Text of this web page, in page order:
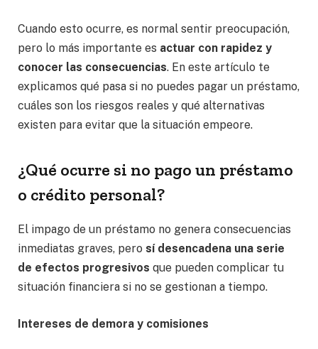
Cuando esto ocurre, es normal sentir preocupación,
pero lo más importante es actuar con rapidez y
conocer las consecuencias. En este artículo te
explicamos qué pasa si no puedes pagar un préstamo,
cuáles son los riesgos reales y qué alternativas
existen para evitar que la situación empeore.
¿Qué ocurre si no pago un préstamo
o crédito personal?
El impago de un préstamo no genera consecuencias
inmediatas graves, pero sí desencadena una serie
de efectos progresivos que pueden complicar tu
situación financiera si no se gestionan a tiempo.
Intereses de demora y comisiones